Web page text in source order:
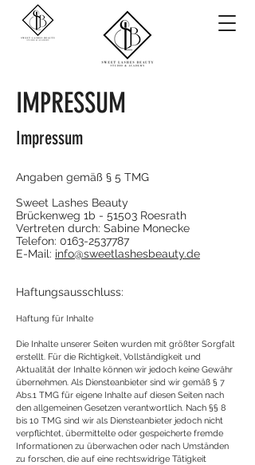
IMPRESSUM
Impressum
Angaben gemäß § 5 TMG
Sweet Lashes Beauty
Brückenweg 1b - 51503 Roesrath
Vertreten durch: Sabine Monecke
Telefon: 0163-2537787
E-Mail: info@sweetlashesbeauty.de
Haftungsausschluss:
Haftung für Inhalte
Die Inhalte unserer Seiten wurden mit größter Sorgfalt
erstellt. Für die Richtigkeit, Vollständigkeit und
Aktualität der Inhalte können wir jedoch keine Gewähr
übernehmen. Als Diensteanbieter sind wir gemäß § 7
Abs.1 TMG für eigene Inhalte auf diesen Seiten nach
den allgemeinen Gesetzen verantwortlich. Nach §§ 8
bis 10 TMG sind wir als Diensteanbieter jedoch nicht
verpflichtet, übermittelte oder gespeicherte fremde
Informationen zu überwachen oder nach Umständen
zu forschen, die auf eine rechtswidrige Tätigkeit